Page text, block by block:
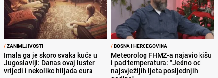
/ZANIMLJIVOSTI
Imala ga je skoro svaka kuća u
Jugoslaviji: Danas ovaj luster
vrijedi i nekoliko hiljada eura
/BOSNA I HERCEGOVINA
Meteorolog FHMZ-a najavio kišu
i pad temperatura: "Jedno od
najsvježijih ljeta posljednjih